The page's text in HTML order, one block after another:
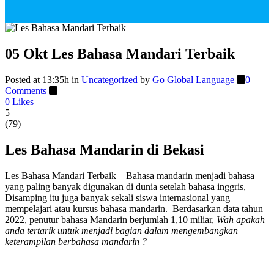
05 Okt Les Bahasa Mandari Terbaik
Posted at 13:35h in Uncategorized by Go Global Language
0
Comments
0 Likes
5
(79)
Les Bahasa Mandarin di Bekasi
Les Bahasa Mandari Terbaik – Bahasa mandarin menjadi bahasa
yang paling banyak digunakan di dunia setelah bahasa inggris,
Disamping itu juga banyak sekali siswa internasional yang
mempelajari atau kursus bahasa mandarin. Berdasarkan data tahun
2022, penutur bahasa Mandarin berjumlah 1,10 miliar, Wah apakah
anda tertarik untuk menjadi bagian dalam mengembangkan
keterampilan berbahasa mandarin ?